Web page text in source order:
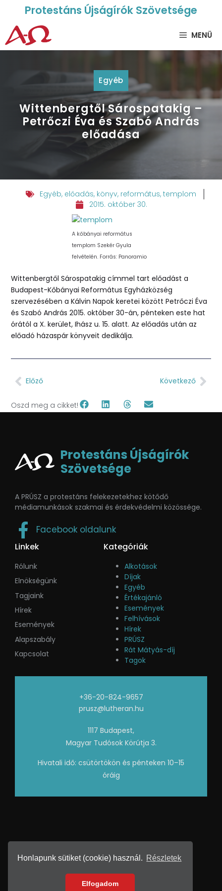
Honlapunk sütiket (cookie) használ. Részletek
Elfogadom
Protestáns Újságírók Szövetsége
MENÜ
Egyéb
Wittenbergtől Sárospatakig –
Petrőczi Éva és Szabó András
előadása
Egyéb, előadás, könyv, református, templom
2015. október 30.
A kőbányai református
templom Szekér Gyula
felvételén. Forrás: Panoramio
Wittenbergtől Sárospatakig címmel tart előadást a
Budapest-Kőbányai Református Egyházközség
szervezésében a Kálvin Napok keretei között Petrőczi Éva
és Szabó András 2015. október 30-án, pénteken este hat
órától a X. kerület, Ihász u. 15. alatt. Az előadás után az
előadó házaspár könyveit dedikálja.
Előző Következő
Oszd meg a cikket!
Protestáns Újságírók
Szövetsége
A PRÚSZ a protestáns felekezetekhez kötődő
médiamunkások szakmai és érdekvédelmi közössége.
Facebook oldalunk
Linkek
Rólunk
Elnökségünk
Tagjaink
Hírek
Események
Alapszabály
Kapcsolat
Kategóriák
Alkotások
Díjak
Egyéb
Értékajánló
Események
Felhívások
Hírek
PRÚSZ
Rát Mátyás-díj
Tagok
+36-20-824-9657
prusz@lutheran.hu
1117 Budapest,
Magyar Tudósok Körútja 3.
Hivatali idő: csütörtökön és pénteken 10–15
óráig
2026 • Készítette:
GRAFIKREA
Adatvédelem